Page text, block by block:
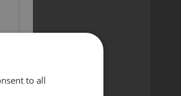
to all